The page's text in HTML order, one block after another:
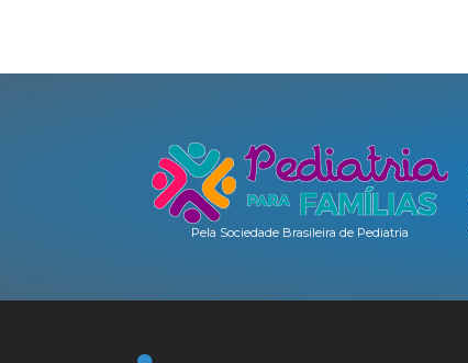
Pela Sociedade Brasileira de Pediatria